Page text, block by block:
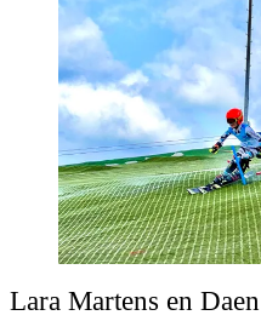
Lara Martens en